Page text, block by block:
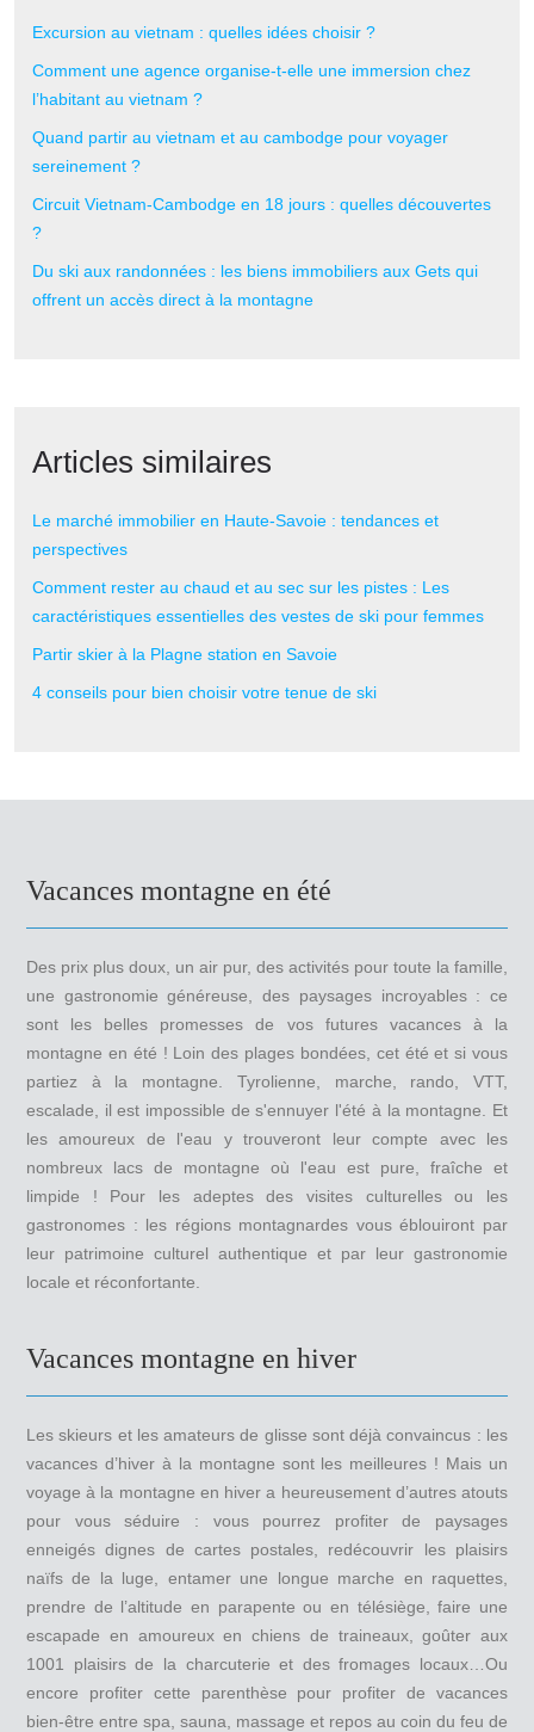
Excursion au vietnam : quelles idées choisir ?
Comment une agence organise-t-elle une immersion chez
l’habitant au vietnam ?
Quand partir au vietnam et au cambodge pour voyager
sereinement ?
Circuit Vietnam-Cambodge en 18 jours : quelles découvertes
?
Du ski aux randonnées : les biens immobiliers aux Gets qui
offrent un accès direct à la montagne
Articles similaires
Le marché immobilier en Haute-Savoie : tendances et
perspectives
Comment rester au chaud et au sec sur les pistes : Les
caractéristiques essentielles des vestes de ski pour femmes
Partir skier à la Plagne station en Savoie
4 conseils pour bien choisir votre tenue de ski
Vacances montagne en été
Des prix plus doux, un air pur, des activités pour toute la famille,
une gastronomie généreuse, des paysages incroyables : ce
sont les belles promesses de vos futures vacances à la
montagne en été ! Loin des plages bondées, cet été et si vous
partiez à la montagne. Tyrolienne, marche, rando, VTT,
escalade, il est impossible de s'ennuyer l'été à la montagne. Et
les amoureux de l'eau y trouveront leur compte avec les
nombreux lacs de montagne où l'eau est pure, fraîche et
limpide ! Pour les adeptes des visites culturelles ou les
gastronomes : les régions montagnardes vous éblouiront par
leur patrimoine culturel authentique et par leur gastronomie
locale et réconfortante.
Vacances montagne en hiver
Les skieurs et les amateurs de glisse sont déjà convaincus : les
vacances d’hiver à la montagne sont les meilleures ! Mais un
voyage à la montagne en hiver a heureusement d’autres atouts
pour vous séduire : vous pourrez profiter de paysages
enneigés dignes de cartes postales, redécouvrir les plaisirs
naïfs de la luge, entamer une longue marche en raquettes,
prendre de l’altitude en parapente ou en télésiège, faire une
escapade en amoureux en chiens de traineaux, goûter aux
1001 plaisirs de la charcuterie et des fromages locaux…Ou
encore profiter cette parenthèse pour profiter de vacances
bien-être entre spa, sauna, massage et repos au coin du feu de